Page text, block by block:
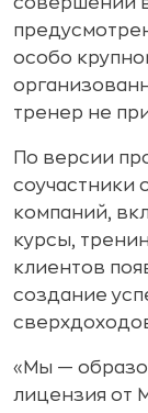
особо
тренер не
По версии
соучастники
компаний,
курсы,
клиентов
создание
«Мы —
лицензия от